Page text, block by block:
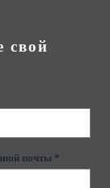
свой
почты *